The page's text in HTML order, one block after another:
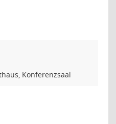
Konferenzsaal